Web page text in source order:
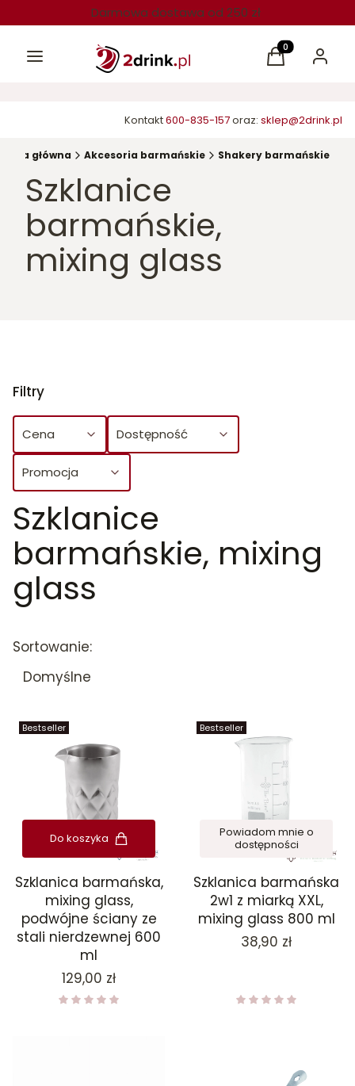
Darmowa dostawa od 250 zł
Menu Produkty w
Koszyk Zaloguj
Kontakt600-835-157oraz: sklep@2drink.pl
główna Akcesoria barmańskie Shakery barmańskie
Szklanice
barmańskie,
mixing glass
Filtry
Cena Dostępność
Promocja
Koniec filtrów
Szklanice
barmańskie, mixing
glass
Lista produktów
Sortowanie:
Domyślne
Bestseller
Do koszyka
Szklanica barmańska,
mixing glass,
podwójne ściany ze
stali nierdzewnej 600
ml
Cena
129,00 zł
Bestseller
Powiadom mnie o
dostępności
Szklanica barmańska
2w1 z miarką XXL,
mixing glass 800 ml
Cena
38,90 zł